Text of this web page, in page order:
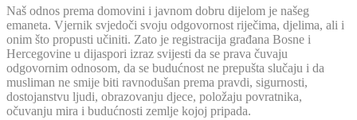
Naš odnos prema domovini i javnom dobru dijelom je našeg
emaneta. Vjernik svjedoči svoju odgovornost riječima, djelima, ali i
onim što propusti učiniti. Zato je registracija građana Bosne i
Hercegovine u dijaspori izraz svijesti da se prava čuvaju
odgovornim odnosom, da se budućnost ne prepušta slučaju i da
musliman ne smije biti ravnodušan prema pravdi, sigurnosti,
dostojanstvu ljudi, obrazovanju djece, položaju povratnika,
očuvanju mira i budućnosti zemlje kojoj pripada.